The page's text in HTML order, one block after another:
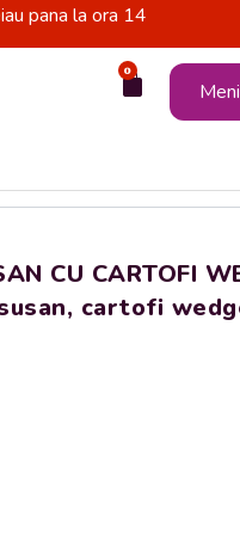
pana la ora 14
0
Cart
CU CARTOFI
cartofi